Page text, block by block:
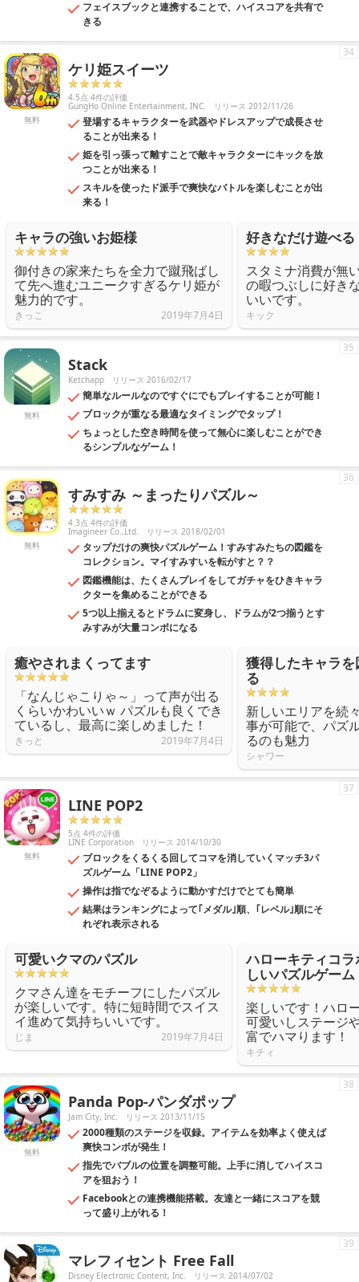
フェイスブックと連携することで、ハイスコアを共有で
きる
無料
ケリ姫スイーツ
4.5点 4件の評価
GungHo Online Entertainment, INC. リリース 2012/11/26
登場するキャラクターを武器やドレスアップで成長させ
ることが出来る！
姫を引っ張って離すことで敵キャラクターにキックを放
つことが出来る！
スキルを使ったド派手で爽快なバトルを楽しむことが出
来る！
34
キャラの強いお姫様
御付きの家来たちを全力で蹴飛ばし
て先へ進むユニークすぎるケリ姫が
魅力的です。
きっこ 2019年7月4日
好きなだけ遊べる
スタミナ消費が無
の暇つぶしに好き
いいです。
キック
無料
Stack
Ketchapp リリース 2016/02/17
簡単なルールなのですぐにでもプレイすることが可能！
ブロックが重なる最適なタイミングでタップ！
ちょっとした空き時間を使って無心に楽しむことができ
るシンプルなゲーム！
35
無料
すみすみ ～まったりパズル～
4.3点 4件の評価
Imagineer Co.,Ltd. リリース 2018/02/01
タップだけの爽快パズルゲーム！すみすみたちの図鑑を
コレクション。マイすみすいを転がすと？？
図鑑機能は、たくさんプレイをしてガチャをひきキャラ
クターを集めることができる
5つ以上揃えるとドラムに変身し、ドラムが2つ揃うとす
みすみが大量コンボになる
36
癒やされまくってます
「なんじゃこりゃ～」って声が出る
くらいかわいいｗ パズルも良くでき
ているし、最高に楽しめました！
きっと 2019年7月4日
獲得したキャラ
る
新しいエリアを続
事が可能で、パズ
るのも魅力
シャワー
無料
LINE POP2
5点 4件の評価
LINE Corporation リリース 2014/10/30
ブロックをくるくる回してコマを消していくマッチ3パ
ズルゲーム「LINE POP2」
操作は指でなぞるように動かすだけでとても簡単
結果はランキングによって｢メダル｣順、｢レベル｣順にそ
れぞれ表示される
37
可愛いクマのパズル
クマさん達をモチーフにしたパズル
が楽しいです。特に短時間でスイス
イ進めて気持ちいいです。
じま 2019年7月4日
ハローキティコ
しいパズルゲーム
楽しいです！ハロ
可愛いしステージ
富でハマります！
キチィ
無料
Panda Pop-パンダポップ
Jam City, Inc. リリース 2013/11/15
2000種類のステージを収録。アイテムを効率よく使えば
爽快コンボが発生！
指先でバブルの位置を調整可能。上手に消してハイスコ
アを狙おう！
Facebookとの連携機能搭載。友達と一緒にスコアを競
って盛り上がれる！
38
マレフィセント Free Fall
Disney Electronic Content, Inc. リリース 2014/07/02
39